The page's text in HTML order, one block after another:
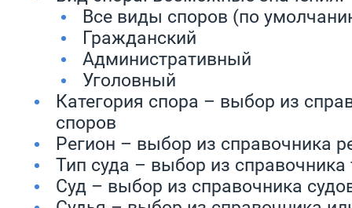
Все виды споров (по
Гражданский
Административный
Уголовный
Категория спора – выбор из
споров
Регион – выбор из
Тип суда – выбор из справочника
Суд – выбор из справочника